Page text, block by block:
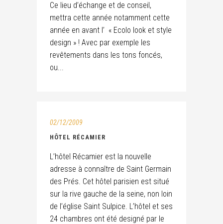
Ce lieu d’échange et de conseil,
mettra cette année notamment cette
année en avant l’ « Ecolo look et style
design » ! Avec par exemple les
revêtements dans les tons foncés,
ou...
02/12/2009
HÔTEL RÉCAMIER
L’hôtel Récamier est la nouvelle
adresse à connaître de Saint Germain
des Prés. Cet hôtel parisien est situé
sur la rive gauche de la seine, non loin
de l’église Saint Sulpice. L’hôtel et ses
24 chambres ont été designé par le